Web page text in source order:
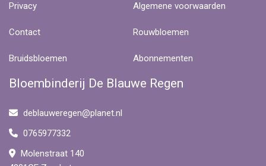
Privacy Algemene voorwaarden
Contact Rouwbloemen
Bruidsbloemen Abonnementen
Bloembinderij De Blauwe Regen
deblauweregen@planet.nl
0765977332
Molenstraat 140